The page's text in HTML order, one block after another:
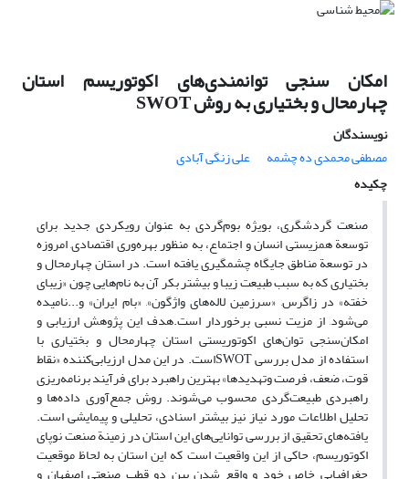
امکان سنجی توانمندی‌های اکوتوریسم استان
چهارمحال و بختیاری به روش SWOT
نویسندگان
مصطفی محمدی ده چشمه
علی زنگی آبادی
چکیده
صنعت گردشگری، بویژه بوم‌گردی به عنوان رویکردی جدید برای
توسعة همزیستی انسان و اجتماع، به منظور بهره‌وری اقتصادی, امروزه
در توسعة مناطق جایگاه چشمگیری یافته است. در استان چهارمحال و
بختیاری که به سبب طبیعت زیبا و بیشتر بکر آن به نام‌هایی چون «زیبای
خفته» در زاگرس, «سرزمین لاله‌های واژگون», «بام ایران» و...نامیده
می‌شود, از مزیت نسبی برخوردار است.هدف این پژوهش ارزیابی و
امکان‌سنجی توان‌های اکوتوریستی استان چهارمحال و بختیاری با
استفاده از مدل بررسی SWOTاست. در این مدل ارزیابی‌کننده «نقاط
قوت، ضعف، فرصت وتهدیدها» بهترین راهبرد برای فرآیند برنامه‌ریزی
راهبردی طبیعت‌گردی محسوب می‌شوند. روش جمع‌آوری داده‌ها و
تحلیل اطلاعات مورد نیاز نیز بیشتر اسنادی، تحلیلی و پیمایشی است.
یافته‌های تحقیق از بررسی توانایی‌‌های این استان در زمینة صنعت نوپای
اکوتوریسم، حاکی از این واقعیت است که این استان به لحاظ موقعیت